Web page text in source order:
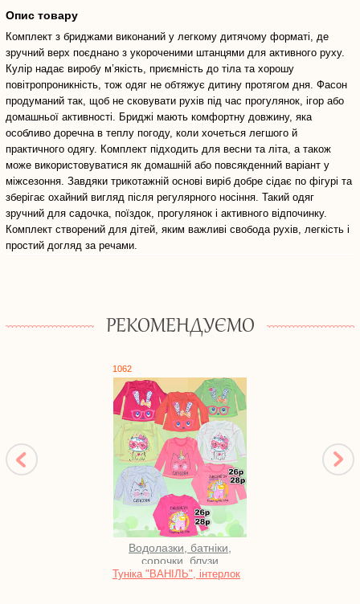
Опис товару
Комплект з бриджами виконаний у легкому дитячому форматі, де
зручний верх поєднано з укороченими штанцями для активного руху.
Кулір надає виробу м’якість, приємність до тіла та хорошу
повітропроникність, тож одяг не обтяжує дитину протягом дня. Фасон
продуманий так, щоб не сковувати рухів під час прогулянок, ігор або
домашньої активності. Бриджі мають комфортну довжину, яка
особливо доречна в теплу погоду, коли хочеться легшого й
практичного одягу. Комплект підходить для весни та літа, а також
може використовуватися як домашній або повсякденний варіант у
міжсезоння. Завдяки трикотажній основі виріб добре сідає по фігурі та
зберігає охайний вигляд після регулярного носіння. Такий одяг
зручний для садочка, поїздок, прогулянок і активного відпочинку.
Комплект створений для дітей, яким важливі свобода рухів, легкість і
простий догляд за речами.
РЕКОМЕНДУЄМО
1062
Водолазки, батніки,
сорочки, блузи
Туніка "ВАНІЛЬ", інтерлок